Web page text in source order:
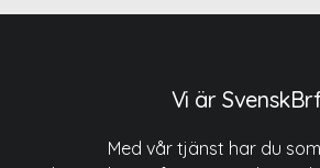
Vi är
Med vår tjänst har du